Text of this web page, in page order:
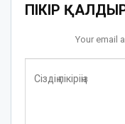
ПІКІР
Your email